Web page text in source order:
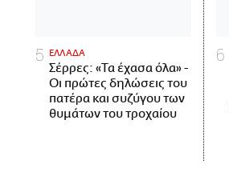
ΕΛΛΑΔΑ
Σέρρες: «Τα έχασα όλα» -
Οι πρώτες δηλώσεις του
πατέρα και συζύγου των
θυμάτων του τροχαίου